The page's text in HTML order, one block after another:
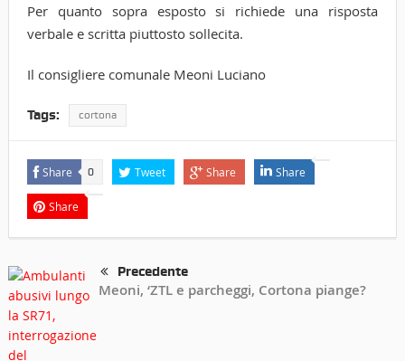
Per quanto sopra esposto si richiede una risposta
verbale e scritta piuttosto sollecita.
Il consigliere comunale Meoni Luciano
Tags: cortona
Share 0 Tweet Share Share
Share
Precedente
Meoni, ‘ZTL e parcheggi, Cortona piange?